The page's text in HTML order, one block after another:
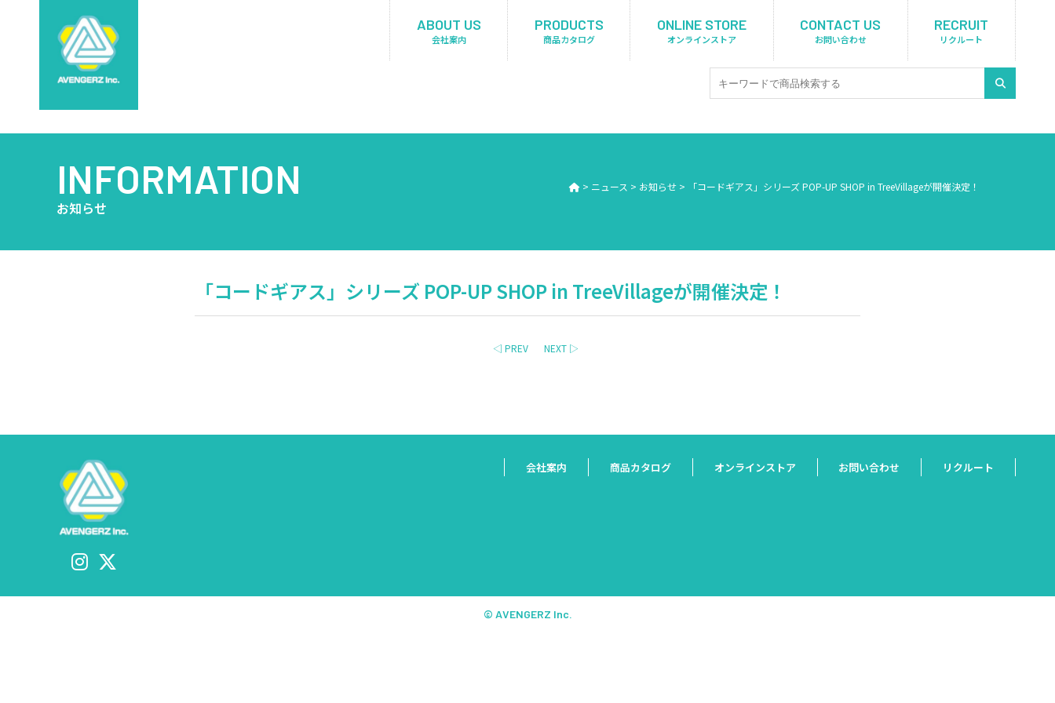
ABOUT US
会社案内
PRODUCTS
商品カタログ
ONLINE STORE
オンラインストア
CONTACT US
お問い合わせ
RECRUIT
リクルート
INFORMATION
お知らせ
> ニュース > お知らせ > 「コードギアス」シリーズ POP-UP SHOP in TreeVillageが開催決定！
「コードギアス」シリーズ POP-UP SHOP in TreeVillageが開催決定！
◁ PREV NEXT ▷
会社案内 商品カタログ オンラインストア お問い合わせ リクルート
© AVENGERZ Inc.